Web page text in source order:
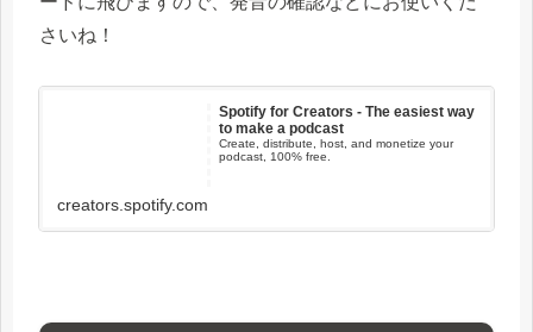
さいね！
Spotify for Creators - The easiest way
to make a podcast
Create, distribute, host, and monetize your
podcast, 100% free.
creators.spotify.com